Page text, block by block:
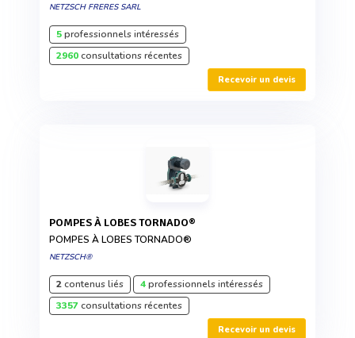
NETZSCH FRERES SARL
5professionnels intéressés
2960consultations récentes
Recevoir un devis
POMPES À LOBES TORNADO®
POMPES À LOBES TORNADO®
NETZSCH®
2contenus liés 4professionnels intéressés
3357consultations récentes
Recevoir un devis